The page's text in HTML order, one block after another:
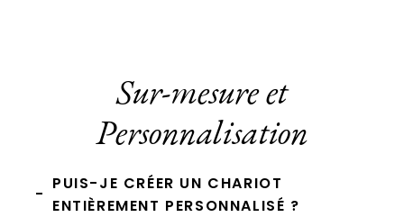
Sur-mesure et
Personnalisation
-
PUIS-JE CRÉER UN CHARIOT
ENTIÈREMENT PERSONNALISÉ ?